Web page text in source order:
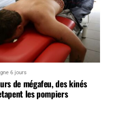
6 jours
de mégafeu, des kinés
les pompiers